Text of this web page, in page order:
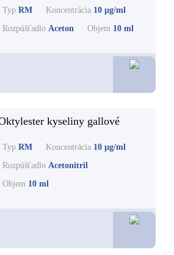
Typ RM Koncentrácia 10 µg/ml
Rozpúšťadlo Aceton Objem 10 ml
kyseliny gallové
Typ RM Koncentrácia 10 µg/ml
Rozpúšťadlo Acetonitril
Objem 10 ml